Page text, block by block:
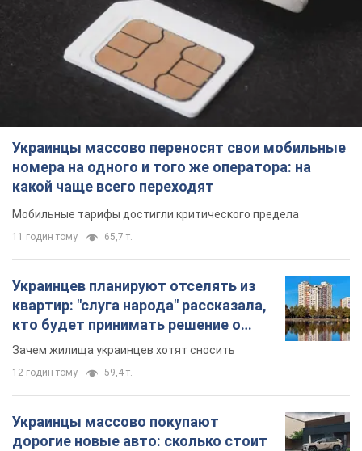
Украинцы массово переносят свои мобильные
номера на одного и того же оператора: на
какой чаще всего переходят
Мобильные тарифы достигли критического предела
11 годин тому 65,7 т.
Украинцев планируют отселять из
квартир: "слуга народа" рассказала,
кто будет принимать решение о
сносе домов
Зачем жилища украинцев хотят сносить
12 годин тому 59,4 т.
Украинцы массово покупают
дорогие новые авто: сколько стоит